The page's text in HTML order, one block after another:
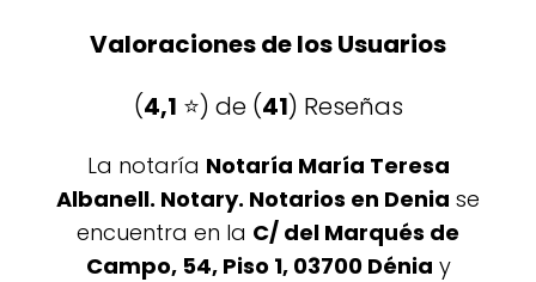
Valoraciones de los Usuarios
(4,1 ⭐️) de (41) Reseñas
La notaría Notaría María Teresa
Albanell. Notary. Notarios en Denia se
encuentra en la C/ del Marqués de
Campo, 54, Piso 1, 03700 Dénia y